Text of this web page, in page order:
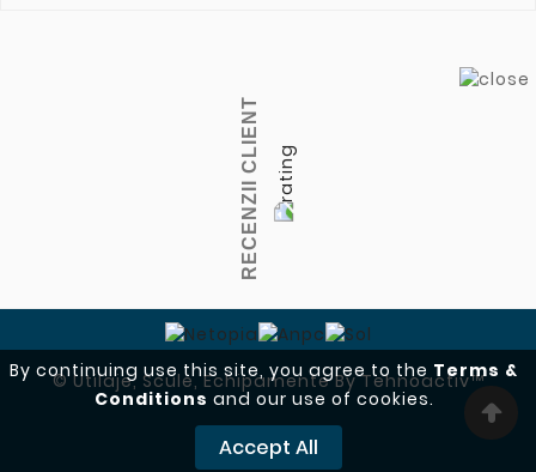
By continuing use this site, you agree to the Terms &
Conditions and our use of cookies.
Accept All
RECENZII CLIENT
© Utilaje, Scule, Echipamente By Tehnoactiv™